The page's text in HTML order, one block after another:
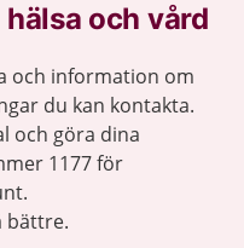
och vård
och information om
du kan kontakta.
och göra dina
1177 för
bättre.